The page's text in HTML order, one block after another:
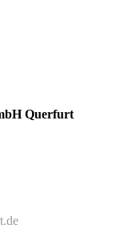
Querfurt